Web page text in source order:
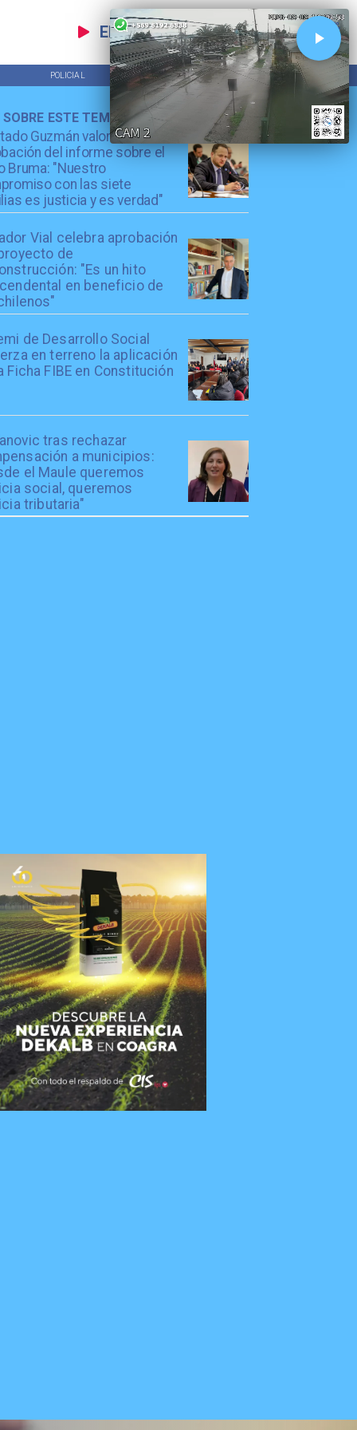
EN VIVO
POLICIAL TENDENCIAS
Guzmán valora
del informe sobre el
Bruma: "Nuestro
con las siete
es justicia y es verdad"
Vial celebra aprobación
de
"Es un hito
en beneficio de
de Desarrollo Social
en terreno la aplicación
Ficha FIBE en Constitución
tras rechazar
a municipios:
el Maule queremos
social, queremos
tributaria"
ESTE TEMA